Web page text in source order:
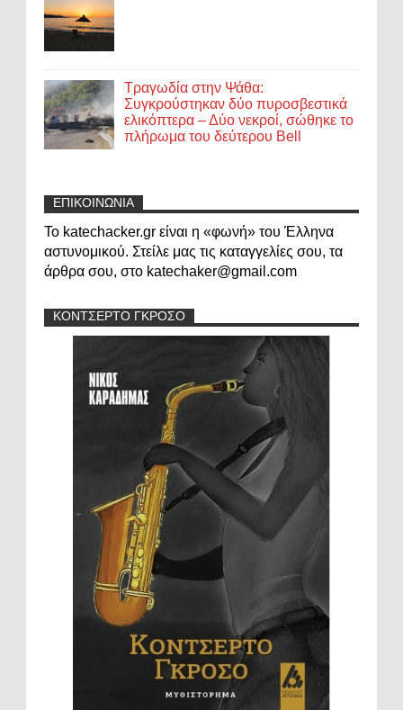
Τραγωδία στην Ψάθα:
Συγκρούστηκαν δύο πυροσβεστικά
ελικόπτερα – Δύο νεκροί, σώθηκε το
πλήρωμα του δεύτερου Bell
ΕΠΙΚΟΙΝΩΝΙΑ
Το katechacker.gr είναι η «φωνή» του Έλληνα
αστυνομικού. Στείλε μας τις καταγγελίες σου, τα
άρθρα σου, στο katechaker@gmail.com
ΚΟΝΤΣΕΡΤΟ ΓΚΡΟΣΟ